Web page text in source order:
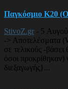
Παγκόσμιο Κ20
StivoZ.gr - 5
-> Αποτελέσματα
σε τελικούς -βάσει
όσοι
διεξαγωγής}...